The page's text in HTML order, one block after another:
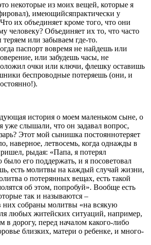
некоторые из моих вещей, которые я
имеющийсяпрактически у
их объединяет кроме того, что они
человеку? Объединяет их то, что часто
или забываем где-то.
паспорт вовремя не найдешь или
или забудешь часы, не
очки или ключи, флешку оставишь
беспроводные потеряешь (они, и
история о моем маленьком сыне, о
уже слышали, что он задавал вопрос,
Этот мой сынишка постояннотеряет
наверное, летвосемь, когда однажды в
рыдая: «Папа, я потерял
его поддержать, и я посоветовал
есть молитвы на каждый случай жизни,
о потерянных вещах, есть такой
об этом, попробуй». Вообще есть
так и называются –
них собраны молитвы «на всякую
любых житейских ситуаций, например,
в дорогу, перед началом какого-либо
близких, матери о ребенке, и много-